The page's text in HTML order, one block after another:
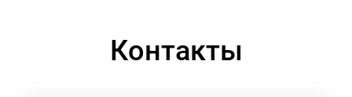
Контакты